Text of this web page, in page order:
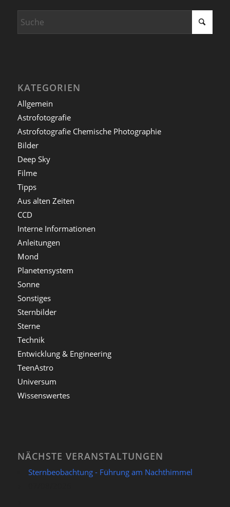
KATEGORIEN
Allgemein
Astrofotografie
Astrofotografie Chemische Photographie
Bilder
Deep Sky
Filme
Tipps
Aus alten Zeiten
CCD
Interne Informationen
Anleitungen
Mond
Planetensystem
Sonne
Sonstiges
Sternbilder
Sterne
Technik
Entwicklung & Engineering
TeenAstro
Universum
Wissenswertes
NÄCHSTE VERANSTALTUNGEN
Sternbeobachtung - Führung am Nachthimmel